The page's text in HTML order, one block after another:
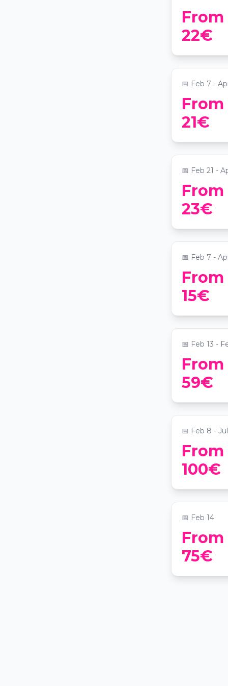
From
22€
Vivaldi
📍Igreja de
📅 Feb 7 -
From
21€
Pink Floyd
📍EPIC
📅 Feb 21 -
From
23€
POUCO
📍
📅 Feb 7 -
From
15€
Amor
📍Magic
📅 Feb 13 -
From
59€
passeio
📍Praça
📅 Feb 8 -
From
100€
Hyatt
📍Hyatt
📅 Feb 14
From
75€